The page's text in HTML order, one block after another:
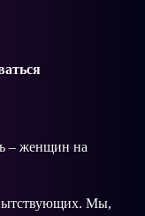
– женщин на
Мы,